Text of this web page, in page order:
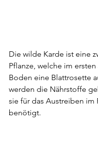
Die wilde Karde ist eine
Pflanze, welche im ersten
Boden eine Blattrosette
werden die Nährstoffe
sie für das Austreiben im
benötigt.